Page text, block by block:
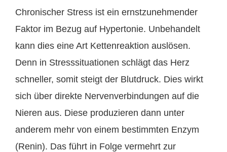
Chronischer Stress ist ein ernstzunehmender
Faktor im Bezug auf Hypertonie. Unbehandelt
kann dies eine Art Kettenreaktion auslösen.
Denn in Stresssituationen schlägt das Herz
schneller, somit steigt der Blutdruck. Dies wirkt
sich über direkte Nervenverbindungen auf die
Nieren aus. Diese produzieren dann unter
anderem mehr von einem bestimmten Enzym
(Renin). Das führt in Folge vermehrt zur